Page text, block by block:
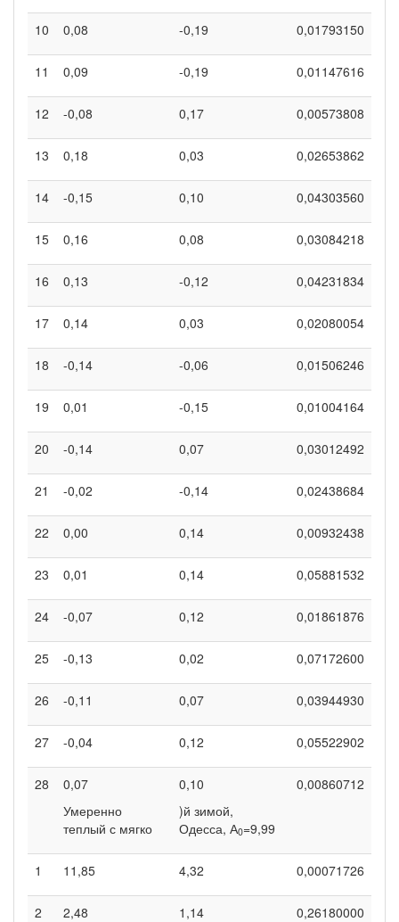
10 0,08 -0,19 0,01793150
11 0,09 -0,19 0,01147616
12 -0,08 0,17 0,00573808
13 0,18 0,03 0,02653862
14 -0,15 0,10 0,04303560
15 0,16 0,08 0,03084218
16 0,13 -0,12 0,04231834
17 0,14 0,03 0,02080054
18 -0,14 -0,06 0,01506246
19 0,01 -0,15 0,01004164
20 -0,14 0,07 0,03012492
21 -0,02 -0,14 0,02438684
22 0,00 0,14 0,00932438
23 0,01 0,14 0,05881532
24 -0,07 0,12 0,01861876
25 -0,13 0,02 0,07172600
26 -0,11 0,07 0,03944930
27 -0,04 0,12 0,05522902
28
0,07
Умеренно
теплый с мягко
0,10
)й зимой,
Одесса, А0=9,99
0,00860712
1 11,85 4,32 0,00071726
2 2,48 1,14 0,26180000